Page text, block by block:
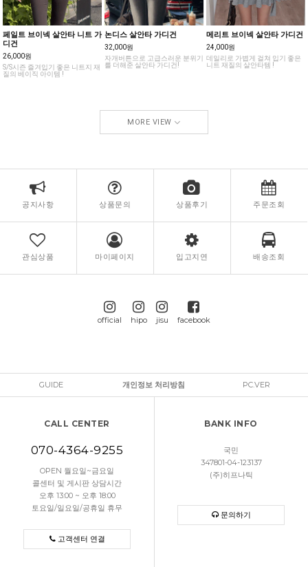
페일트 브이넥 살안타 니트 가
디건
26,000원
S/S시즌 즐겨입기 좋은 니트지 재
질의 베이직 아이템 !
논디스 살안타 가디건
32,000원
자개버튼으로 고급스러운 분위기
를 더해준 살안타 가디건!
메리트 브이넥 살안타 가디건
24,000원
데일리로 가볍게 걸쳐 입기 좋은
니트 재질의 살안타템 !
MORE VIEW
공지사항 상품문의 상품후기 주문조회
관심상품 마이페이지 입고지연 배송조회
official hipo jisu facebook
GUIDE 개인정보 처리방침 PC.VER
CALL CENTER
070-4364-9255
OPEN 월요일~금요일
콜센터 및 게시판 상담시간
오후 13:00 ~ 오후 18:00
토요일/일요일/공휴일 휴무
고객센터 연결
BANK INFO
국민
347801-04-123137
(주)히프나틱
문의하기